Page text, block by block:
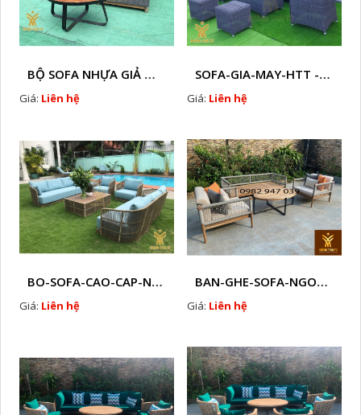
BỘ SOFA NHỰA GIẢ MÂY HTT - S86
Giá: Liên hệ
SOFA-GIA-MAY-HTT - S61 COPY
Giá: Liên hệ
BO-SOFA-CAO-CAP-NHUA-GIA-MAY-HTT - S88
Giá: Liên hệ
BAN-GHE-SOFA-NGOAI-TROI-GIA-MAY-KN12
Giá: Liên hệ